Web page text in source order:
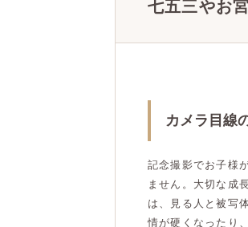
七五三やお
カメラ目線
記念撮影でお子様
ません。大切な成
は、見る人と被写
情が硬くなったり